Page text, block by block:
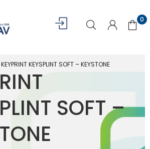
0
SOFT –
KEYPRINT KEYSPLINT SOFT – KEYSTONE